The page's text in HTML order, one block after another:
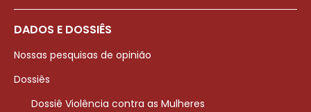
DADOS E DOSSIÊS
Nossas pesquisas de opinião
Dossiês
Dossiê Violência contra as Mulheres